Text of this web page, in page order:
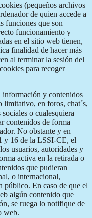
(pequeños archivos
de quien accede a
funciones que son
funcionamiento y
en el sitio web tienen,
finalidad de hacer más
al terminar la sesión del
para recoger
información y contenidos
limitativo, en foros, chat´s,
o cualesquiera
contenidos de forma
No obstante y en
y 16 de la LSSI-CE, el
usuarios, autoridades y
activa en la retirada o
que pudieran
o internacional,
público. En caso de que el
algún contenido que
se ruega lo notifique de
web.